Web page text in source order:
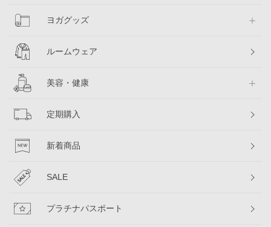
ヨガグッズ
ルームウェア
美容・健康
定期購入
新着商品
SALE
プラチナパスポート